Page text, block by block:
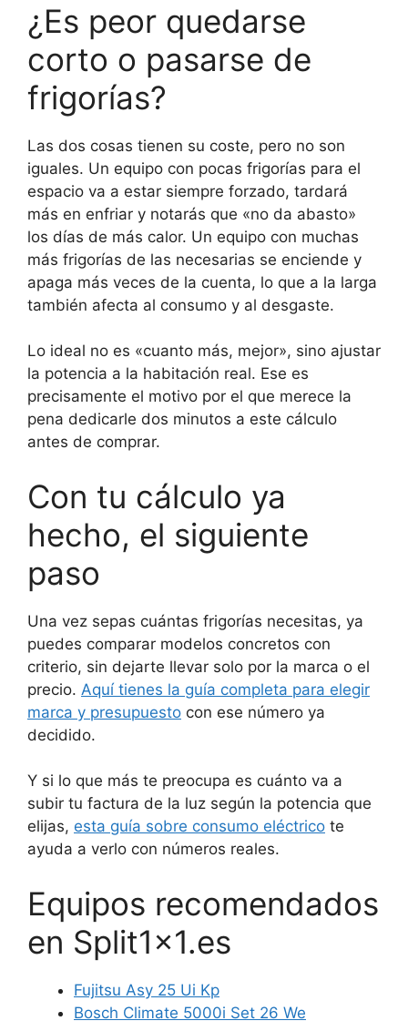
¿Es peor quedarse
corto o pasarse de
frigorías?
Las dos cosas tienen su coste, pero no son
iguales. Un equipo con pocas frigorías para el
espacio va a estar siempre forzado, tardará
más en enfriar y notarás que «no da abasto»
los días de más calor. Un equipo con muchas
más frigorías de las necesarias se enciende y
apaga más veces de la cuenta, lo que a la larga
también afecta al consumo y al desgaste.
Lo ideal no es «cuanto más, mejor», sino ajustar
la potencia a la habitación real. Ese es
precisamente el motivo por el que merece la
pena dedicarle dos minutos a este cálculo
antes de comprar.
Con tu cálculo ya
hecho, el siguiente
paso
Una vez sepas cuántas frigorías necesitas, ya
puedes comparar modelos concretos con
criterio, sin dejarte llevar solo por la marca o el
precio. Aquí tienes la guía completa para elegir
marca y presupuesto con ese número ya
decidido.
Y si lo que más te preocupa es cuánto va a
subir tu factura de la luz según la potencia que
elijas, esta guía sobre consumo eléctrico te
ayuda a verlo con números reales.
Equipos recomendados
en Split1x1.es
Fujitsu Asy 25 Ui Kp
Bosch Climate 5000i Set 26 We